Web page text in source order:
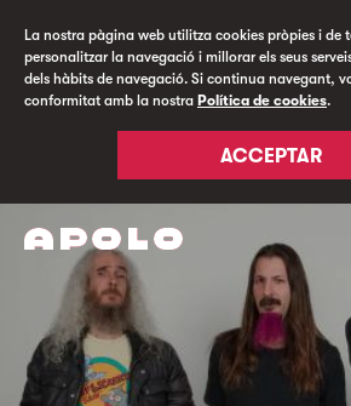
La nostra pàgina web utilitza cookies pròpies i de
personalitzar la navegació i millorar els seus
dels hàbits de navegació. Si continua navegant,
conformitat amb la nostra Política de cookies.
ACCEPTAR